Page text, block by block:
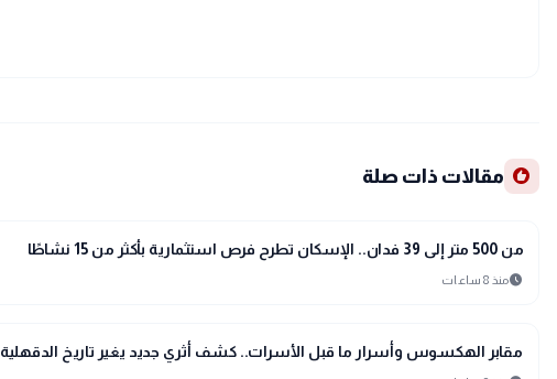
recommend مقالات ذات صلة
public
الأخبار المحليةمن 500 متر إلى 39 فدان.. الإسكان تطرح فرص استثمارية بأكثر من 15 نشاطًا
scheduleمنذ 8 ساعات
public
الأخبار المحلية
مقابر الهكسوس وأسرار ما قبل الأسرات.. كشف أثري جديد يغير تاريخ الدقهلية